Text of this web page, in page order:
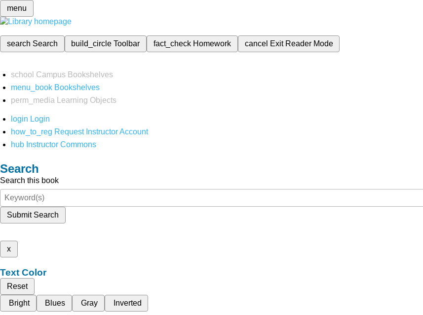
menu
search Search build_circleToolbar fact_check Homework cancel Exit Reader Mode
school Campus Bookshelves
menu_book Bookshelves
perm_media
Learning Objects
login Login
how_to_reg Request Instructor Account
hub Instructor Commons
Search
Search this book
Submit Search
x
Text Color
Reset
Bright
Blues Gray Inverted